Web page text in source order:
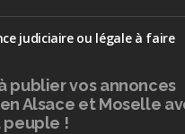
judiciaire ou légale à faire
publiervos annonces
Alsace et Moselle
peuple !